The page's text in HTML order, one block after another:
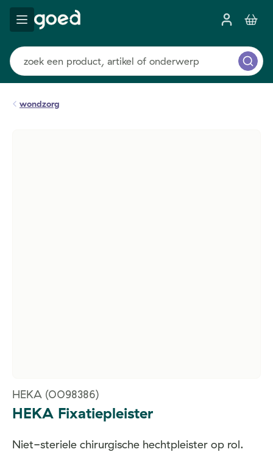
wondzorg
HEKA (0098386)
HEKA Fixatiepleister
Niet-steriele chirurgische hechtpleister op rol.